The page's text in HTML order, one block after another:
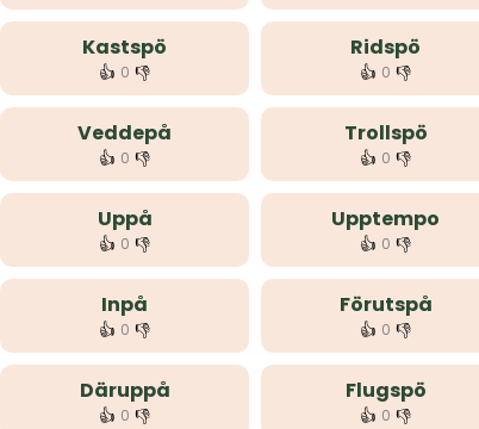
Kastspö
👍 0 👎
Ridspö
👍 0 👎
Veddepå
👍 0 👎
Trollspö
👍 0 👎
Uppå
👍 0 👎
Upptempo
👍 0 👎
Inpå
👍 0 👎
Förutspå
👍 0 👎
Däruppå
👍 0 👎
Flugspö
👍 0 👎